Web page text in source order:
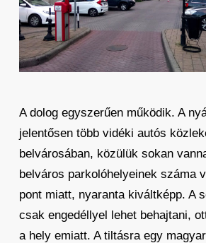
A dolog egyszerűen működik. A
jelentősen több vidéki autós
belvárosában, közülük sokan
belváros parkolóhelyeinek száma
pont miatt, nyaranta kiváltképp. A
csak engedéllyel lehet behajtani,
a hely emiatt. A tiltásra egy